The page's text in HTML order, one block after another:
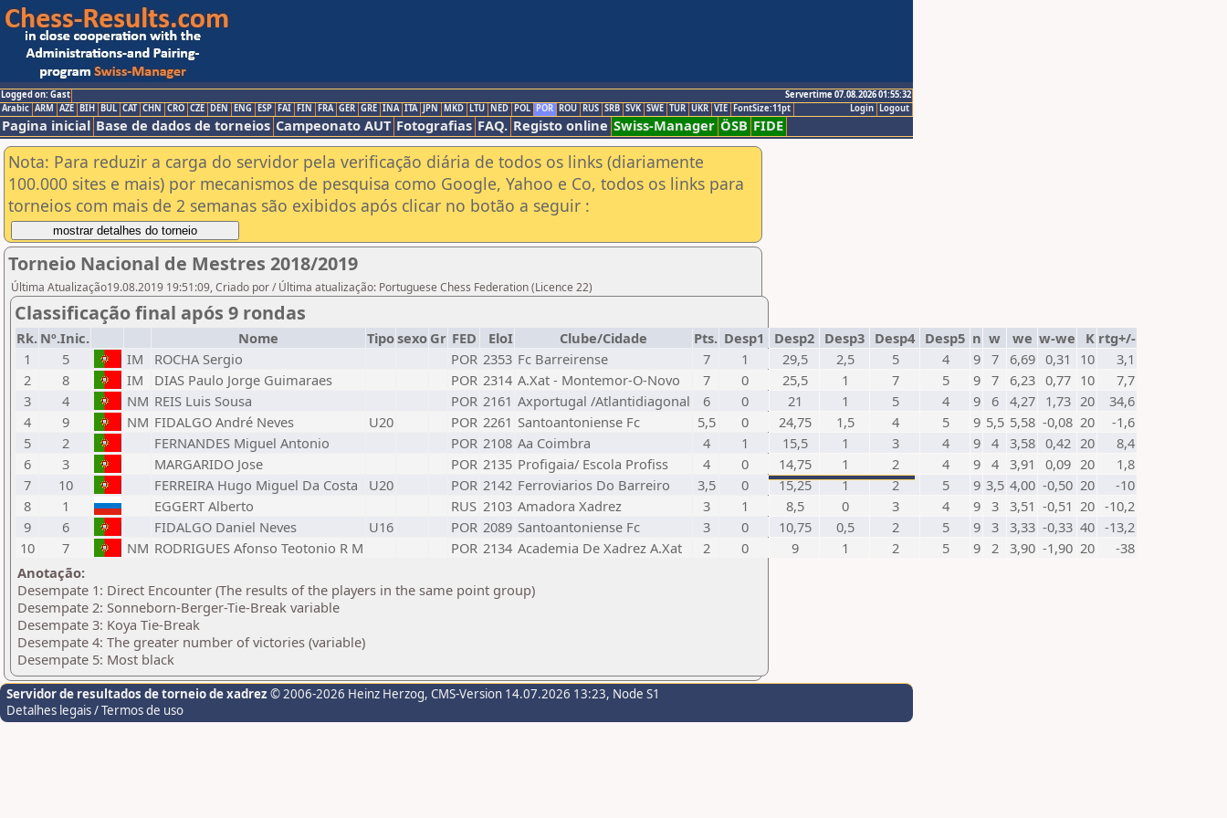
Logged on: Gast
Servertime 07.08.2026 01:55:32
Logout
Login
Arabic ARM AZE BIH BUL CAT CHN CRO CZE DEN ENG ESP FAI FIN FRA GER GRE INA ITA JPN MKD LTU NED POL POR ROU RUS SRB SVK SWE TUR UKR VIE FontSize:11pt
Pagina inicial Base de dados de torneios Campeonato AUT Fotografias FAQ. Registo online Swiss-Manager ÖSB FIDE
Nota: Para reduzir a carga do servidor pela verificação diária de todos os links (diariamente
100.000 sites e mais) por mecanismos de pesquisa como Google, Yahoo e Co, todos os links para
torneios com mais de 2 semanas são exibidos após clicar no botão a seguir :
Torneio Nacional de Mestres 2018/2019
Última Atualização19.08.2019 19:51:09, Criado por / Última atualização: Portuguese Chess Federation (Licence 22)
Classificação final após 9 rondas
Rk. Nº.Inic. Nome Tiposexo Gr FED EloI Clube/Cidade Pts. Desp1 Desp2 Desp3 Desp4 Desp5 n w we w-we K rtg+/-
1
5 IM ROCHA Sergio POR 2353 Fc Barreirense 7 1 29,5 2,5 5 4 9 7 6,69 0,31 10
3,1
2
8 IM DIAS Paulo Jorge Guimaraes POR 2314 A.Xat - Montemor-O-Novo 7 0 25,5 1 7 5 9 7 6,23 0,77 10
7,7
3
4 NM REIS Luis Sousa POR 2161 Axportugal /Atlantidiagonal 6 0 21 1 5 4 9 6 4,27 1,73 20
34,6
4
9 NM FIDALGO André Neves U20 POR 2261 Santoantoniense Fc 5,5 0 24,75 1,5 4 5 9 5,5 5,58 -0,08 20
-1,6
5
2 FERNANDES Miguel Antonio POR 2108 Aa Coimbra 4 1 15,5 1 3 4 9 4 3,58 0,42 20
8,4
6
3 MARGARIDO Jose POR 2135 Profigaia/ Escola Profiss 4 0 14,75 1 2 4 9 4 3,91 0,09 20
1,8
7
10 FERREIRA Hugo Miguel Da Costa U20 POR 2142 Ferroviarios Do Barreiro 3,5 0 15,25 1 2 5 9 3,5 4,00 -0,50 20
-10
8
1 EGGERT Alberto RUS 2103 Amadora Xadrez 3 1 8,5 0 3 4 9 3 3,51 -0,51 20 -10,2
9
6 FIDALGO Daniel Neves U16 POR 2089 Santoantoniense Fc 3 0 10,75 0,5 2 5 9 3 3,33 -0,33 40 -13,2
10
7 NM RODRIGUES Afonso Teotonio R M POR 2134 Academia De Xadrez A.Xat 2 0 9 1 2 5 9 2 3,90 -1,90 20
-38
Anotação:
Desempate 1: Direct Encounter (The results of the players in the same point group)
Desempate 2: Sonneborn-Berger-Tie-Break variable
Desempate 3: Koya Tie-Break
Desempate 4: The greater number of victories (variable)
Desempate 5: Most black
Servidor de resultados de torneio de xadrez © 2006-2026 Heinz Herzog, CMS-Version 14.07.2026 13:23, Node S1
Detalhes legais / Termos de uso